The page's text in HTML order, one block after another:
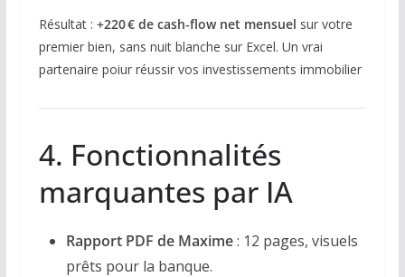
Résultat : +220 € de cash‑flow net mensuel sur votre
premier bien, sans nuit blanche sur Excel. Un vrai
partenaire poiur réussir vos investissements immobilier
4. Fonctionnalités
marquantes par IA
Rapport PDF de Maxime: 12 pages, visuels
prêts pour la banque.